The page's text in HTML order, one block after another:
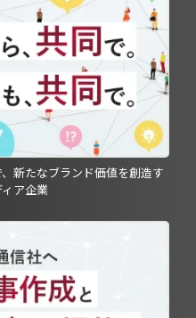
新たなブランド価値を創造す
ア企業